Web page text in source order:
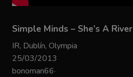
Simple Minds – She’s A River
IR, Dublín, Olympia
25/03/2013
bonoman66·